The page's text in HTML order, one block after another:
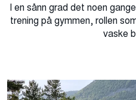
I en sånn grad det noen
trening på gymmen, rollen
vaske